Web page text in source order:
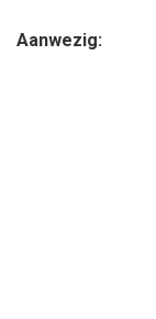
Aanwezig: